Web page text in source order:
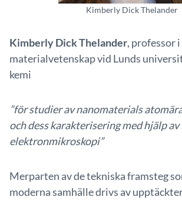
Kimberly Dick Thelander
Kimberly Dick Thelander, professor i
materialvetenskap vid Lunds
kemi
”för studier av nanomaterials
och dess karakterisering med hjälp
elektronmikroskopi”
Merparten av de tekniska framsteg
moderna samhälle drivs av